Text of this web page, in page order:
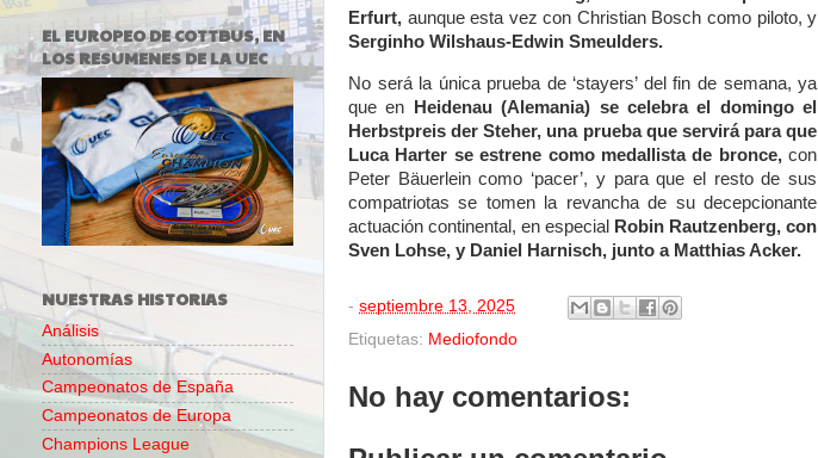
Erfurt, aunque esta vez con Christian Bosch como piloto, y
Serginho Wilshaus-Edwin Smeulders.
No será la única prueba de ‘stayers’ del fin de semana, ya
que en
Heidenau (Alemania) se celebra el domingo el
Herbstpreis der Steher, una prueba que servirá para que
Luca Harter se estrene como medallista de bronce,con
Peter Bäuerlein como ‘pacer’, y para que el resto de sus
compatriotas se tomen la revancha de su decepcionante
actuación continental, en especial
Robin Rautzenberg, con
Sven Lohse, y Daniel Harnisch, junto a Matthias Acker.
- septiembre 13, 2025
Etiquetas: Mediofondo
No hay comentarios:
EL EUROPEO DE COTTBUS, EN
LOS RESUMENES DE LA UEC
NUESTRAS HISTORIAS
Análisis
Autonomías
Campeonatos de España
Campeonatos de Europa
Champions League